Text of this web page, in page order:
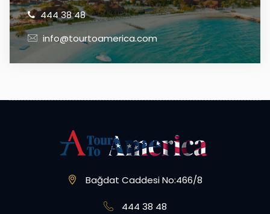
444 38 48
info@tourtoamerica.com
Bağdat Caddesi No:466/8
444 38 48